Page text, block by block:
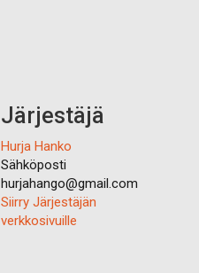
Järjestäjä
Hurja Hanko
Sähköposti
hurjahango@gmail.com
Siirry Järjestäjän
verkkosivuille